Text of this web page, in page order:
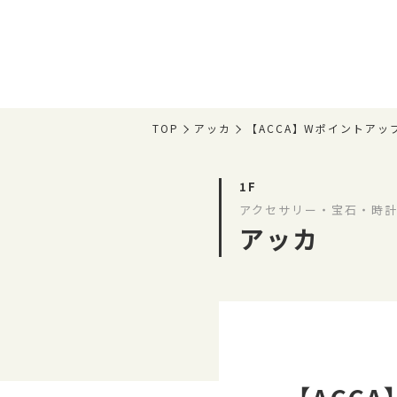
TOP アッカ 【ACCA】Wポイントアッ
1F
アクセサリー・宝石・時
アッカ